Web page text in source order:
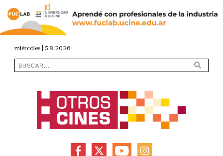
miércoles | 5.8.2026
FACEBOOKYOUTUBEINSTAGRAM